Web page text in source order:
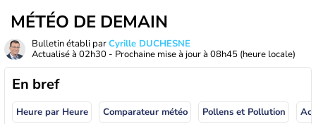
MÉTÉO DE DEMAIN
Bulletin établi parCyrille DUCHESNE
Actualisé à 02h30 - Prochaine mise à jour à 08h45 (heure locale)
En bref
Heure par Heure Comparateur météo Pollens et Pollution